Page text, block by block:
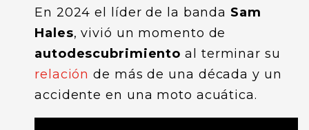
En 2024 el líder de la banda Sam
Hales, vivió un momento de
autodescubrimiento al terminar su
relación de más de una década y un
accidente en una moto acuática.